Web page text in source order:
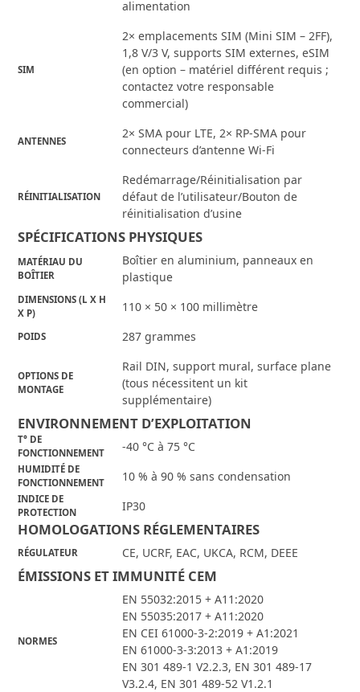
alimentation
SIM
2× emplacements SIM (Mini SIM – 2FF),
1,8 V/3 V, supports SIM externes, eSIM
(en option – matériel différent requis ;
contactez votre responsable
commercial)
ANTENNES
2× SMA pour LTE, 2× RP-SMA pour
connecteurs d’antenne Wi-Fi
RÉINITIALISATION
Redémarrage/Réinitialisation par
défaut de l’utilisateur/Bouton de
réinitialisation d’usine
SPÉCIFICATIONS PHYSIQUES
MATÉRIAU DU
BOÎTIER
Boîtier en aluminium, panneaux en
plastique
DIMENSIONS (L X H
X P)
110 × 50 × 100 millimètre
POIDS 287 grammes
OPTIONS DE
MONTAGE
Rail DIN, support mural, surface plane
(tous nécessitent un kit
supplémentaire)
ENVIRONNEMENT D’EXPLOITATION
T° DE
FONCTIONNEMENT
-40 °C à 75 °C
HUMIDITÉ DE
FONCTIONNEMENT
10 % à 90 % sans condensation
INDICE DE
PROTECTION
IP30
HOMOLOGATIONS RÉGLEMENTAIRES
RÉGULATEUR CE, UCRF, EAC, UKCA, RCM, DEEE
ÉMISSIONS ET IMMUNITÉ CEM
NORMES
EN 55032:2015 + A11:2020
EN 55035:2017 + A11:2020
EN CEI 61000-3-2:2019 + A1:2021
EN 61000-3-3:2013 + A1:2019
EN 301 489-1 V2.2.3, EN 301 489-17
V3.2.4, EN 301 489-52 V1.2.1